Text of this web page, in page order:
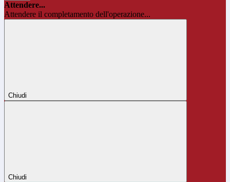
Attendere...
Attendere il completamento dell'operazione...
Chiudi
Chiudi